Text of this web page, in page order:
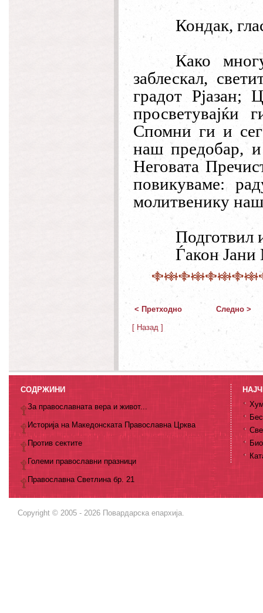
Кондак,
Како
заблескал,
градот Рјазан;
Спомни ги и
наш предобар,
Неговата
повикуваме:
молитвенику
Подготвил
Ѓакон
< Претходно Следно >
[ Назад ]
СОДРЖИНИ
За православната вера и живот...
Историја на Македонската Православна Црква
Против сектите
Големи православни празници
Православна Светлина бр. 21
Copyright © 2005 - 2026 Повардарска епархија.